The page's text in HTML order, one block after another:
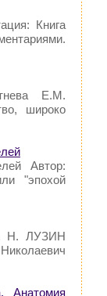
Книга
Е.М.
широко
Автор:
"эпохой
Н. ЛУЗИН
Анатомия